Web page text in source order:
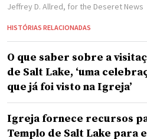
Jeffrey D. Allred, for the Deseret News
HISTÓRIAS RELACIONADAS
O que saber sobre a
de Salt Lake, ‘uma
que já foi visto na Igreja’
Igreja fornece recursos
Templo de Salt Lake para